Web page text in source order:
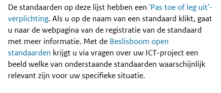
Content
De standaarden op deze lijst hebben een 'Pas toe of leg uit'-
verplichting. Als u op de naam van een standaard klikt, gaat
u naar de webpagina van de registratie van de standaard
met meer informatie. Met de Beslisboom open
standaarden krijgt u via vragen over uw ICT-project een
beeld welke van onderstaande standaarden waarschijnlijk
relevant zijn voor uw specifieke situatie.